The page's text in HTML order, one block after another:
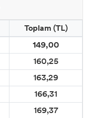
Toplam (TL)
149,00
160,25
163,29
166,31
169,37